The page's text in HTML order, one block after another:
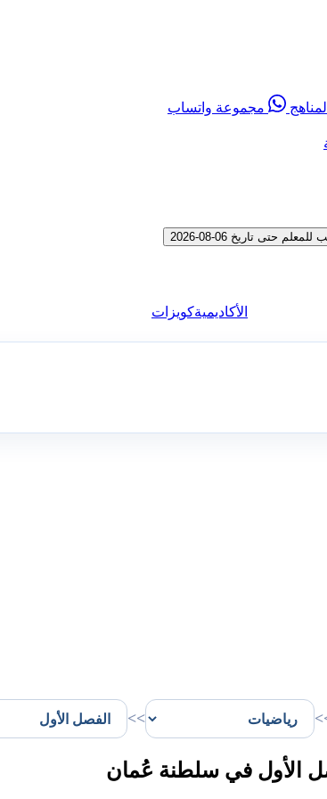
مجموعة واتساب
تاريخ 06-08-2026
الأكاديميةكويزات
>>
الأول في سلطنة عُمان